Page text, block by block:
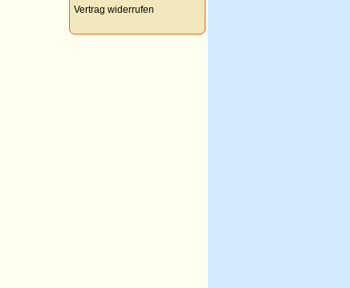
Vertrag widerrufen